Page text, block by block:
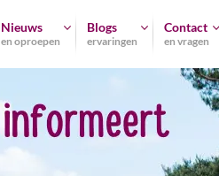
Nieuws
en oproepen
Blogs
ervaringen
Contact
en vragen